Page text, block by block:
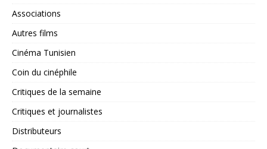
Associations
Autres films
Cinéma Tunisien
Coin du cinéphile
Critiques de la semaine
Critiques et journalistes
Distributeurs